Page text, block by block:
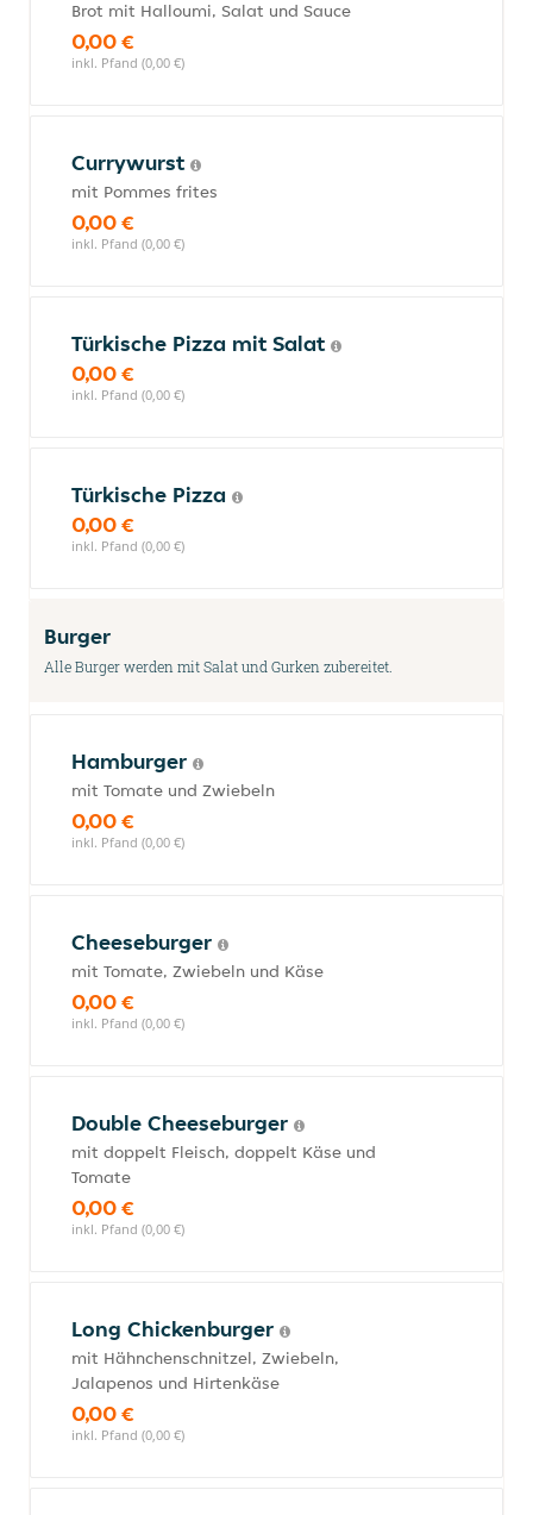
Brot mit Halloumi, Salat und Sauce
0,00 €
inkl. Pfand (0,00 €)
Currywurst
mit Pommes frites
0,00 €
inkl. Pfand (0,00 €)
Türkische Pizza mit Salat
0,00 €
inkl. Pfand (0,00 €)
Türkische Pizza
0,00 €
inkl. Pfand (0,00 €)
Burger
Alle Burger werden mit Salat und Gurken zubereitet.
Hamburger
mit Tomate und Zwiebeln
0,00 €
inkl. Pfand (0,00 €)
Cheeseburger
mit Tomate, Zwiebeln und Käse
0,00 €
inkl. Pfand (0,00 €)
Double Cheeseburger
mit doppelt Fleisch, doppelt Käse und
Tomate
0,00 €
inkl. Pfand (0,00 €)
Long Chickenburger
mit Hähnchenschnitzel, Zwiebeln,
Jalapenos und Hirtenkäse
0,00 €
inkl. Pfand (0,00 €)